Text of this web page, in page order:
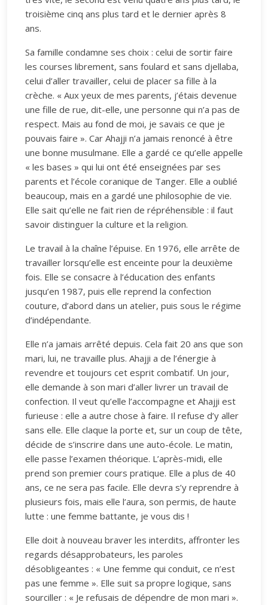
troisième cinq ans plus tard et le dernier après 8
ans.
Sa famille condamne ses choix : celui de sortir faire
les courses librement, sans foulard et sans djellaba,
celui d’aller travailler, celui de placer sa fille à la
crèche. « Aux yeux de mes parents, j’étais devenue
une fille de rue, dit-elle, une personne qui n’a pas de
respect. Mais au fond de moi, je savais ce que je
pouvais faire ». Car Ahajji n’a jamais renoncé à être
une bonne musulmane. Elle a gardé ce qu’elle appelle
« les bases » qui lui ont été enseignées par ses
parents et l’école coranique de Tanger. Elle a oublié
beaucoup, mais en a gardé une philosophie de vie.
Elle sait qu’elle ne fait rien de répréhensible : il faut
savoir distinguer la culture et la religion.
Le travail à la chaîne l’épuise. En 1976, elle arrête de
travailler lorsqu’elle est enceinte pour la deuxième
fois. Elle se consacre à l’éducation des enfants
jusqu’en 1987, puis elle reprend la confection
couture, d’abord dans un atelier, puis sous le régime
d’indépendante.
Elle n’a jamais arrêté depuis. Cela fait 20 ans que son
mari, lui, ne travaille plus. Ahajji a de l’énergie à
revendre et toujours cet esprit combatif. Un jour,
elle demande à son mari d’aller livrer un travail de
confection. Il veut qu’elle l’accompagne et Ahajji est
furieuse : elle a autre chose à faire. Il refuse d’y aller
sans elle. Elle claque la porte et, sur un coup de tête,
décide de s’inscrire dans une auto-école. Le matin,
elle passe l’examen théorique. L’après-midi, elle
prend son premier cours pratique. Elle a plus de 40
ans, ce ne sera pas facile. Elle devra s’y reprendre à
plusieurs fois, mais elle l’aura, son permis, de haute
lutte : une femme battante, je vous dis !
Elle doit à nouveau braver les interdits, affronter les
regards désapprobateurs, les paroles
désobligeantes : « Une femme qui conduit, ce n’est
pas une femme ». Elle suit sa propre logique, sans
sourciller : « Je refusais de dépendre de mon mari ».